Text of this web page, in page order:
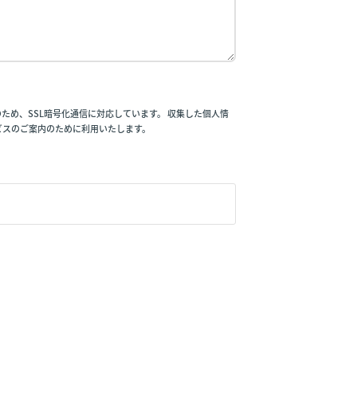
め、SSL暗号化通信に対応しています。 収集した個人情
のご案内のために利用いたします。